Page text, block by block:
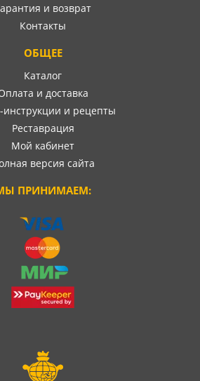
и возврат
Контакты
ОБЩЕЕ
Каталог
и доставка
инструкции и рецепты
Реставрация
Мой кабинет
версия сайта
ПРИНИМАЕМ: